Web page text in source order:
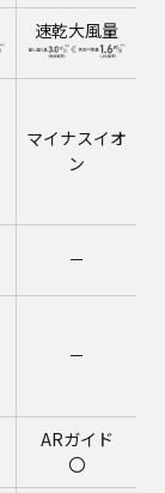
速乾大風量
マイナスイオ
ン
－
－
ARガイド
〇